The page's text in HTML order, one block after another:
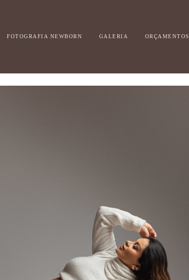
FOTOGRAFIA NEWBORN GALERIA ORÇAMENTOS